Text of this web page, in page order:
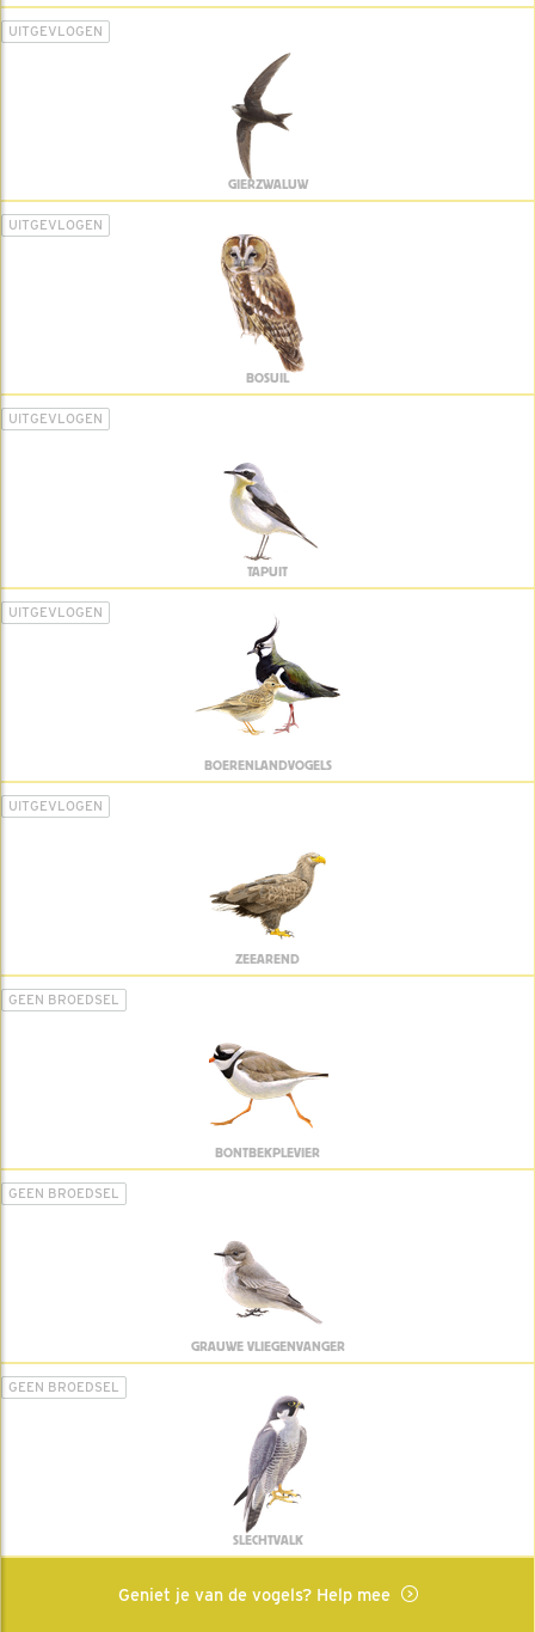
UITGEVLOGEN
GIERZWALUW
UITGEVLOGEN
BOSUIL
UITGEVLOGEN
TAPUIT
UITGEVLOGEN
BOERENLANDVOGELS
UITGEVLOGEN
ZEEAREND
GEEN BROEDSEL
BONTBEKPLEVIER
GEEN BROEDSEL
GRAUWE VLIEGENVANGER
GEEN BROEDSEL
SLECHTVALK
Geniet je van de vogels? Help mee